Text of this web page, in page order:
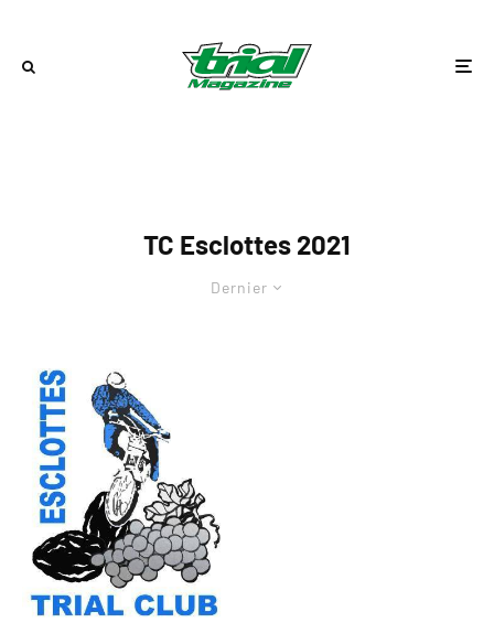
TC Esclottes 2021
Dernier